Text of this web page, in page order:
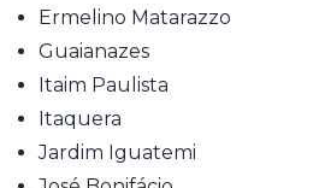
Ermelino Matarazzo
Guaianazes
Itaim Paulista
Itaquera
Jardim Iguatemi